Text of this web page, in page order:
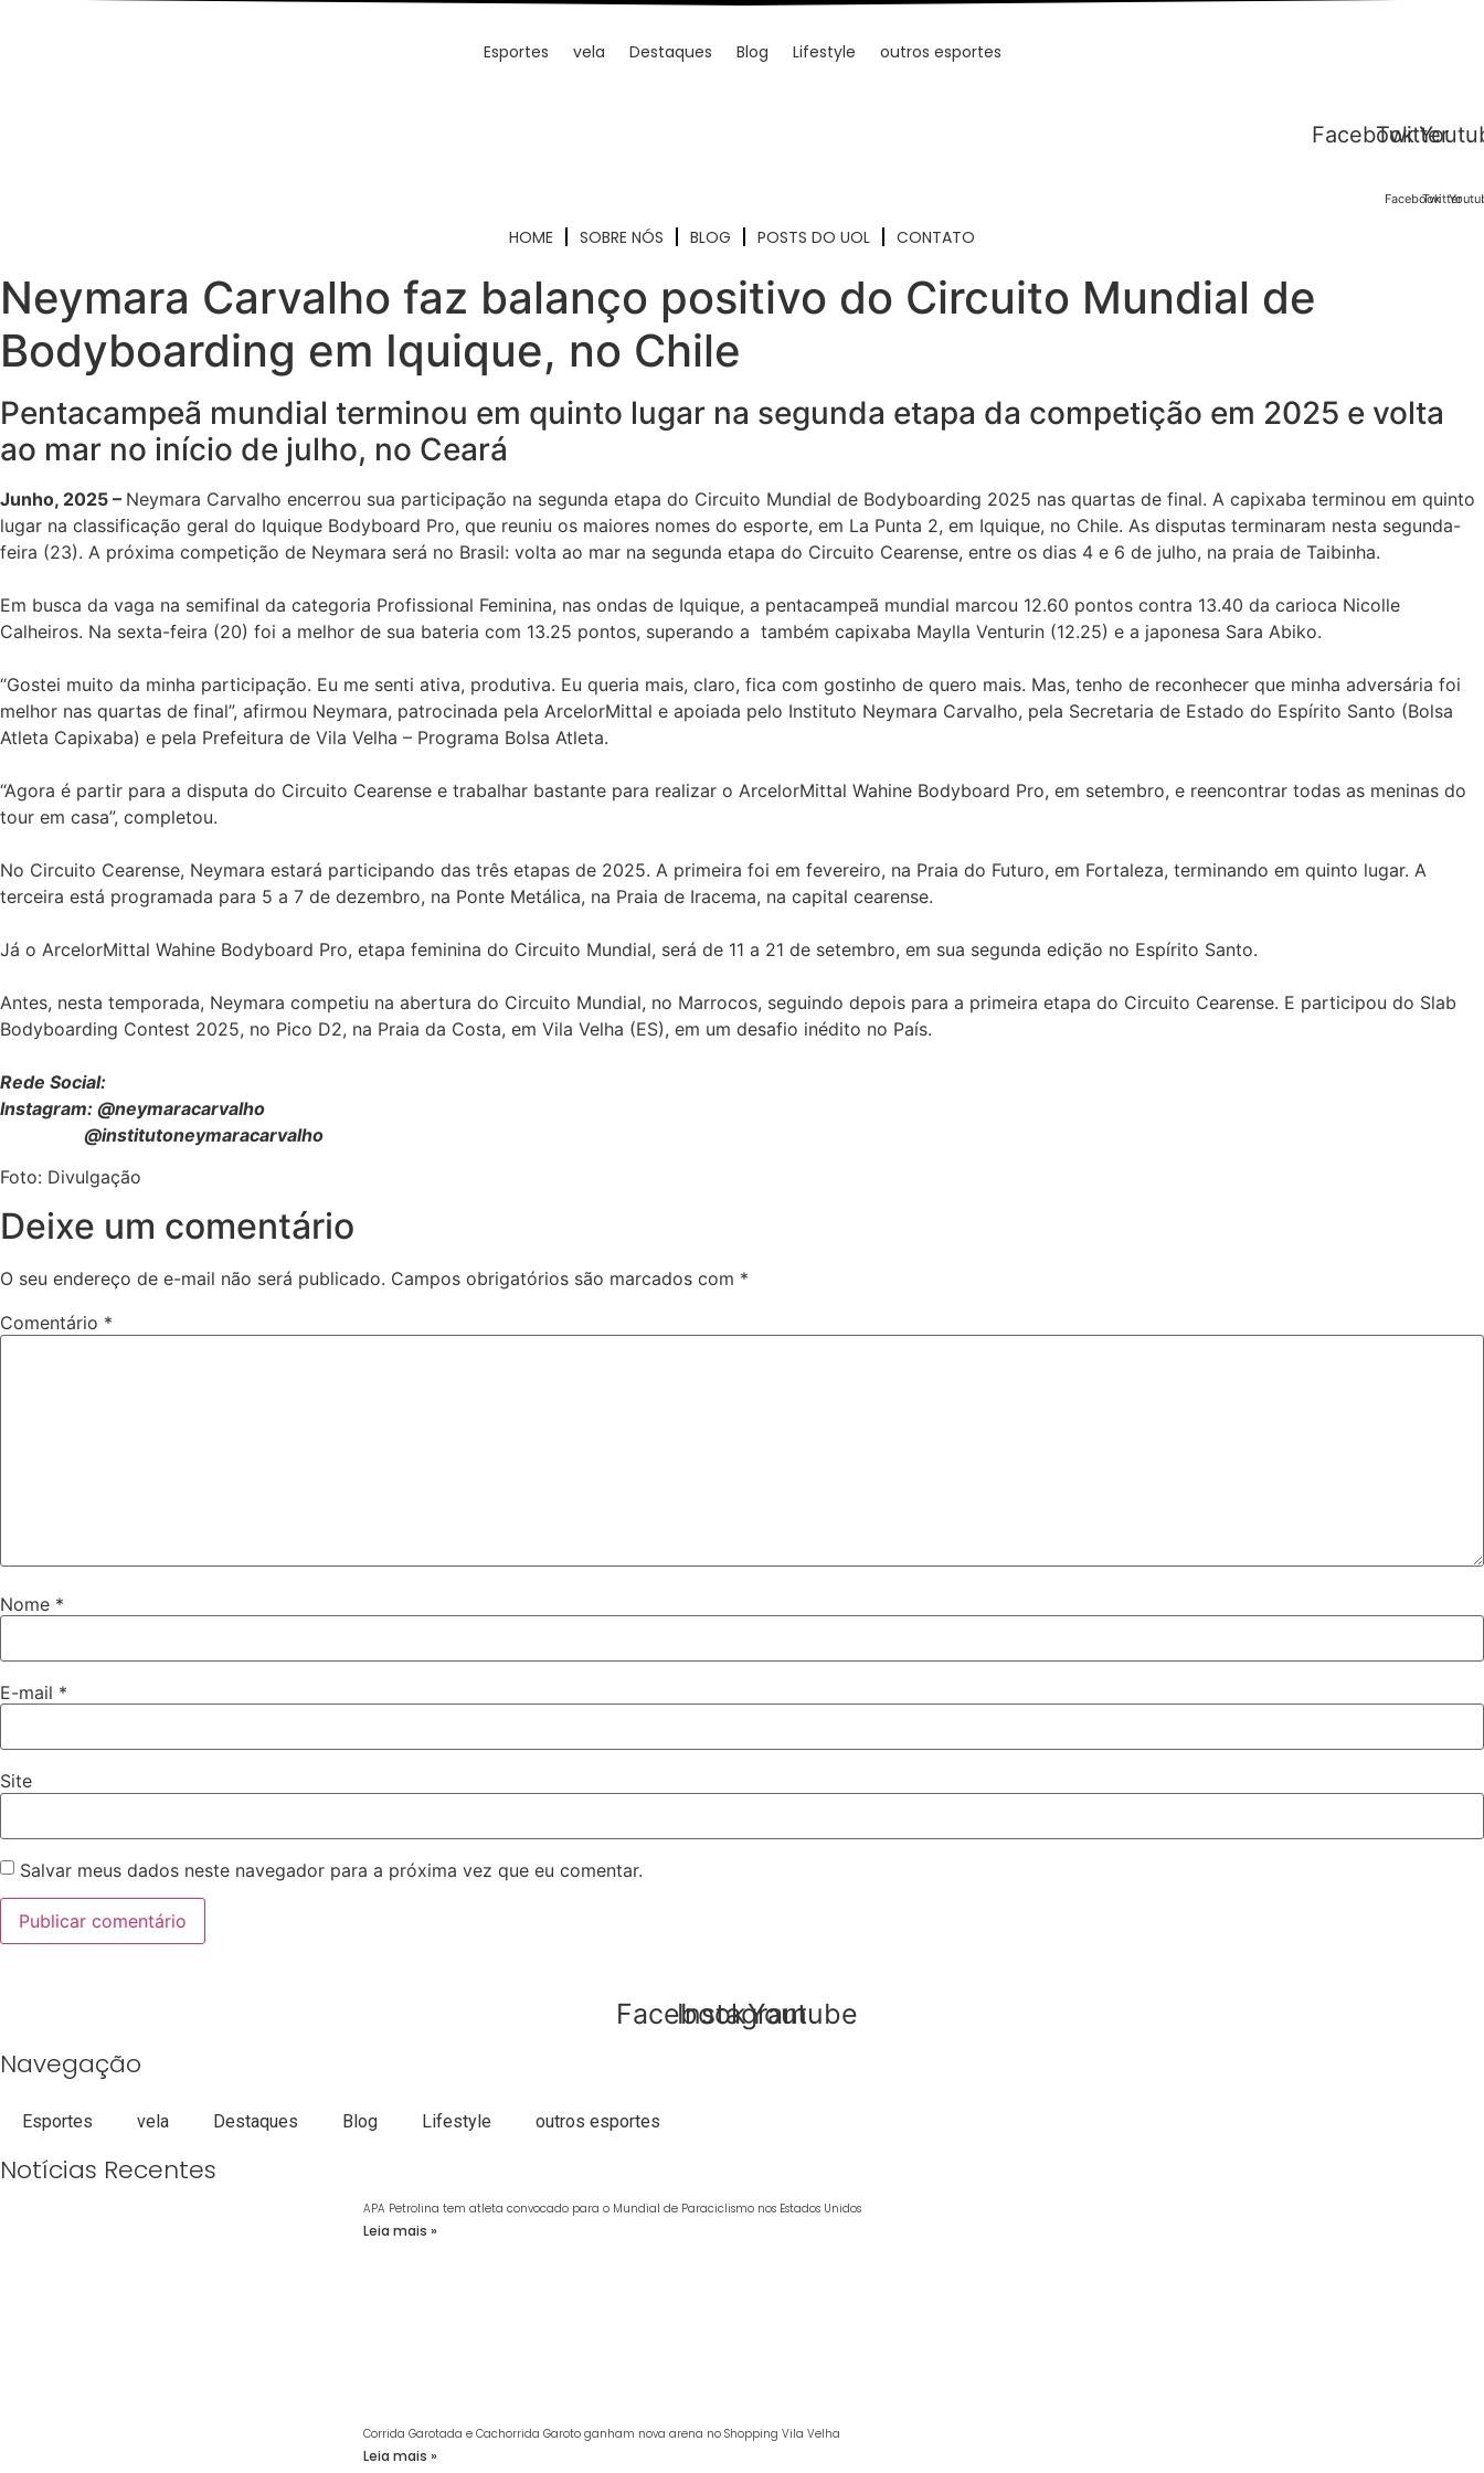
Esportes vela Destaques Blog Lifestyle outros esportes
FacebookTwitter
FacebookTwitter
HOME SOBRE NÓS BLOG POSTS DO UOL CONTATO
Neymara Carvalho faz balanço positivo do Circuito Mundial de
Bodyboarding em Iquique, no Chile
Pentacampeã mundial terminou em quinto lugar na segunda etapa da competição em 2025 e volta
ao mar no início de julho, no Ceará
Junho, 2025 – Neymara Carvalho encerrou sua participação na segunda etapa do Circuito Mundial de Bodyboarding 2025 nas quartas de final. A capixaba terminou em quinto
lugar na classificação geral do Iquique Bodyboard Pro, que reuniu os maiores nomes do esporte, em La Punta 2, em Iquique, no Chile. As disputas terminaram nesta segunda-
feira (23). A próxima competição de Neymara será no Brasil: volta ao mar na segunda etapa do Circuito Cearense, entre os dias 4 e 6 de julho, na praia de Taibinha.
Em busca da vaga na semifinal da categoria Profissional Feminina, nas ondas de Iquique, a pentacampeã mundial marcou 12.60 pontos contra 13.40 da carioca Nicolle
Calheiros. Na sexta-feira (20) foi a melhor de sua bateria com 13.25 pontos, superando a também capixaba Maylla Venturin (12.25) e a japonesa Sara Abiko.
“Gostei muito da minha participação. Eu me senti ativa, produtiva. Eu queria mais, claro, fica com gostinho de quero mais. Mas, tenho de reconhecer que minha adversária foi
melhor nas quartas de final”, afirmou Neymara, patrocinada pela ArcelorMittal e apoiada pelo Instituto Neymara Carvalho, pela Secretaria de Estado do Espírito Santo (Bolsa
Atleta Capixaba) e pela Prefeitura de Vila Velha – Programa Bolsa Atleta.
“Agora é partir para a disputa do Circuito Cearense e trabalhar bastante para realizar o ArcelorMittal Wahine Bodyboard Pro, em setembro, e reencontrar todas as meninas do
tour em casa”, completou.
No Circuito Cearense, Neymara estará participando das três etapas de 2025. A primeira foi em fevereiro, na Praia do Futuro, em Fortaleza, terminando em quinto lugar. A
terceira está programada para 5 a 7 de dezembro, na Ponte Metálica, na Praia de Iracema, na capital cearense.
Já o ArcelorMittal Wahine Bodyboard Pro, etapa feminina do Circuito Mundial, será de 11 a 21 de setembro, em sua segunda edição no Espírito Santo.
Antes, nesta temporada, Neymara competiu na abertura do Circuito Mundial, no Marrocos, seguindo depois para a primeira etapa do Circuito Cearense. E participou do Slab
Bodyboarding Contest 2025, no Pico D2, na Praia da Costa, em Vila Velha (ES), em um desafio inédito no País.
Rede Social:
Instagram: @neymaracarvalho
@institutoneymaracarvalho
Foto: Divulgação
Deixe um comentário
O seu endereço de e-mail não será publicado. Campos obrigatórios são marcados com *
Comentário *
Nome *
E-mail *
Site
Salvar meus dados neste navegador para a próxima vez que eu comentar.
Facebook
Instagram
Youtube
Navegação
Esportes vela Destaques Blog Lifestyle outros esportes
Notícias Recentes
APA Petrolina tem atleta convocado para o Mundial de Paraciclismo nos Estados Unidos
Leia mais »
Corrida Garotada e Cachorrida Garoto ganham nova arena no Shopping Vila Velha
Leia mais »